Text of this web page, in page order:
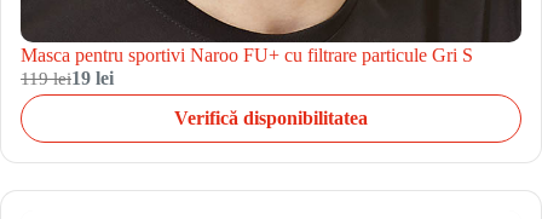
Masca pentru sportivi Naroo FU+ cu filtrare particule Gri S
119 lei19 lei
Verifică disponibilitatea